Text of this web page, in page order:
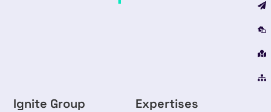
Ignite Group Expertises